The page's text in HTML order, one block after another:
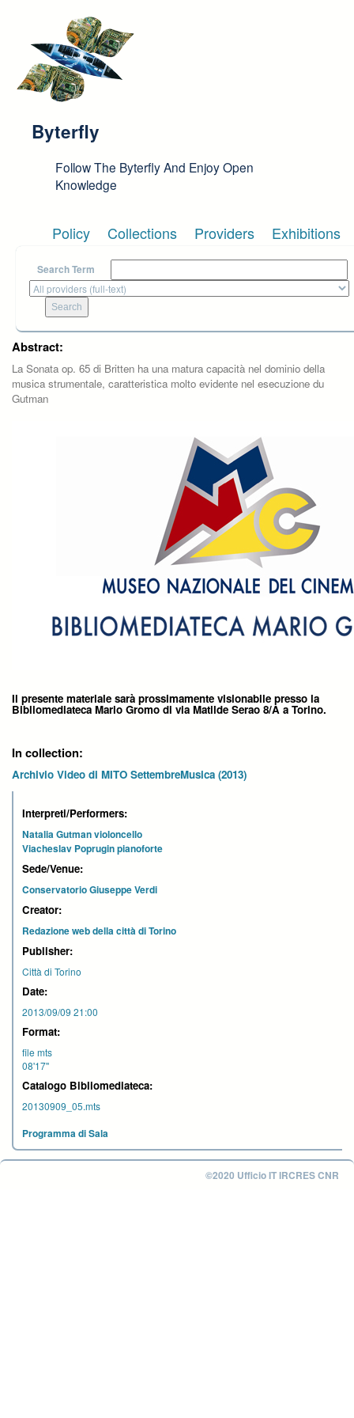
Byterfly
Follow The Byterfly And Enjoy Open
Knowledge
Policy Collections Providers Exhibitions
Search Term
Abstract:
La Sonata op. 65 di Britten ha una matura capacità nel dominio della
musica strumentale, caratteristica molto evidente nel esecuzione du
Gutman
Il presente materiale sarà prossimamente visionabile presso la
Bibliomediateca Mario Gromo di via Matilde Serao 8/A a Torino.
In collection:
Archivio Video di MITO SettembreMusica (2013)
Interpreti/Performers:
Natalia Gutman violoncello
Viacheslav Poprugin pianoforte
Sede/Venue:
Conservatorio Giuseppe Verdi
Creator:
Redazione web della città di Torino
Publisher:
Città di Torino
Date:
2013/09/09 21:00
Format:
file mts
08'17''
Catalogo Bibliomediateca:
20130909_05.mts
Programma di Sala
©2020 Ufficio IT IRCRES CNR